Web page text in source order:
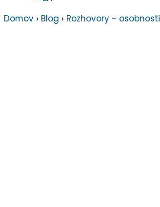
Domov › Blog › Rozhovory - osobnosti